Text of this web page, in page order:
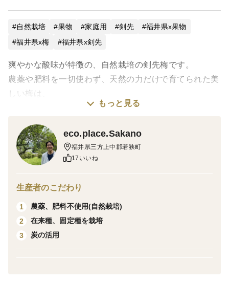
自然栽培 果物 家庭用 剣先
福井県x果物
福井県x梅
福井県x剣先
爽やかな酸味が特徴の、自然栽培の剣先梅です。
農薬や肥料を一切使わず、天然の力だけで育てられた美
しい梅は、
自然の恵みをたっぷりと感じられる一品です。
福井県の在来種であり、病気に強く、農薬不使用にもか
かわらず比較的外観も綺麗な品種です。
のお届けとなリます。
お早めにご注文ください。
※６月８日頃より順次発送いたします。
もっと見る
eco.place.Sakano
福井県三方上中郡若狭町
17いいね
生産者のこだわり
1
農薬、肥料不使用(自然栽培)
2
在来種、固定種を栽培
3
炭の活用